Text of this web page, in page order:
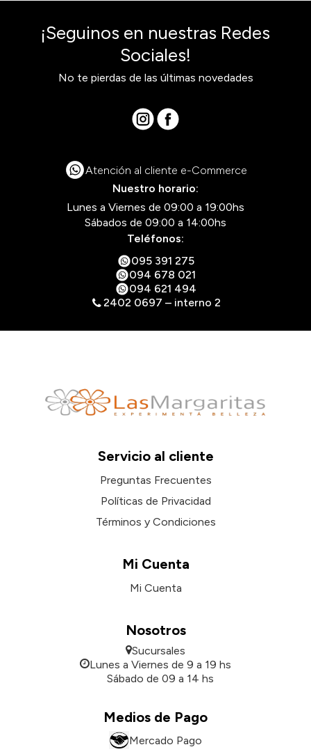
¡Seguinos en nuestras Redes
Sociales!
No te pierdas de las últimas novedades
Atención al cliente e-Commerce
Nuestro horario:
Lunes a Viernes de 09:00 a 19:00hs
Sábados de 09:00 a 14:00hs
Teléfonos:
095 391 275
094 678 021
094 621 494
2402 0697 – interno 2
Servicio al cliente
Preguntas Frecuentes
Políticas de Privacidad
Términos y Condiciones
Mi Cuenta
Mi Cuenta
Nosotros
Sucursales
Lunes a Viernes de 9 a 19 hs
Sábado de 09 a 14 hs
Medios de Pago
Mercado Pago